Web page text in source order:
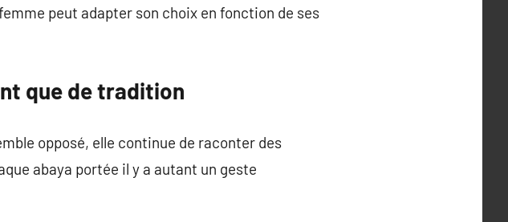
peut adapter son choix en fonction de ses
que de tradition
opposé, elle continue de raconter des
abaya portée il y a autant un geste